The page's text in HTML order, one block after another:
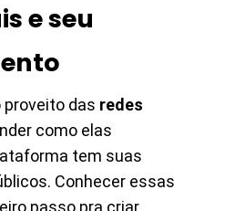
e seu
proveito das redes
como elas
tem suas
Conhecer essas
passo pra criar